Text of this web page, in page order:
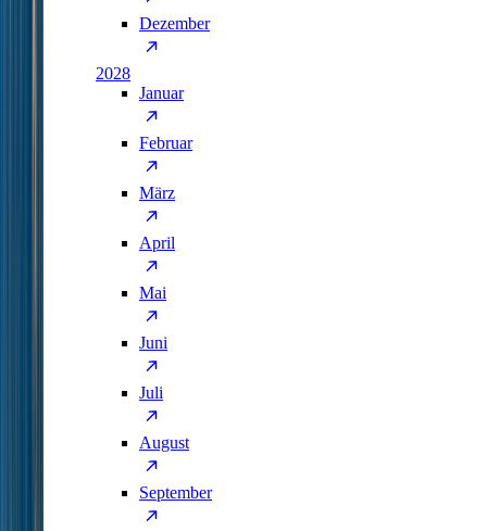
Dezember
2028
Januar
Februar
März
April
Mai
Juni
Juli
August
September